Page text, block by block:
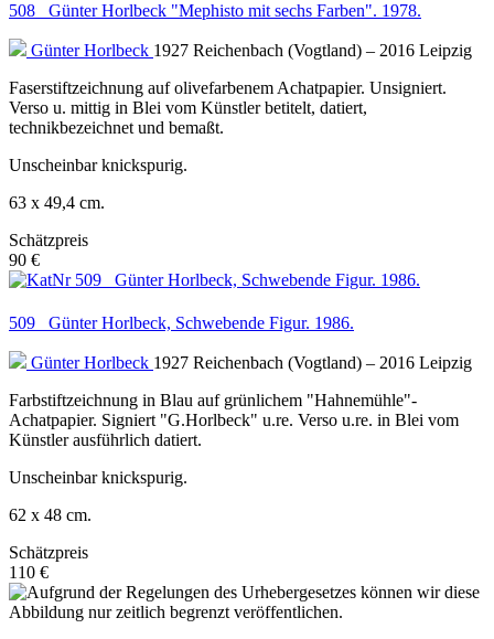
508 Günter Horlbeck "Mephisto mit sechs Farben". 1978.
Günter Horlbeck 1927 Reichenbach (Vogtland) – 2016 Leipzig
Faserstiftzeichnung auf olivefarbenem Achatpapier. Unsigniert.
Verso u. mittig in Blei vom Künstler betitelt, datiert,
technikbezeichnet und bemaßt.
Unscheinbar knickspurig.
63 x 49,4 cm.
Schätzpreis
90 €
509 Günter Horlbeck, Schwebende Figur. 1986.
Günter Horlbeck 1927 Reichenbach (Vogtland) – 2016 Leipzig
Farbstiftzeichnung in Blau auf grünlichem "Hahnemühle"-
Achatpapier. Signiert "G.Horlbeck" u.re. Verso u.re. in Blei vom
Künstler ausführlich datiert.
Unscheinbar knickspurig.
62 x 48 cm.
Schätzpreis
110 €